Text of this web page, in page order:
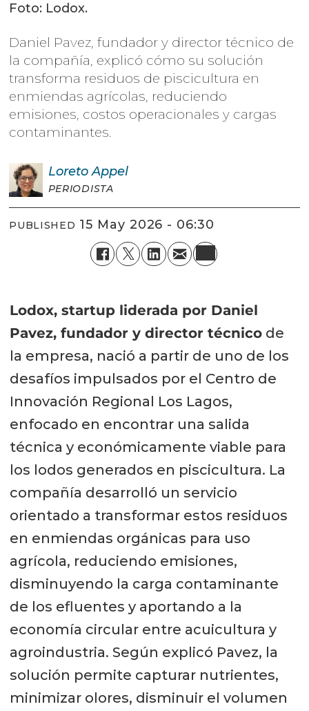
Foto: Lodox.
Daniel Pavez, fundador y director técnico de
la compañía, explicó cómo su solución
transforma residuos de piscicultura en
enmiendas agrícolas, reduciendo
emisiones, costos operacionales y cargas
contaminantes.
Loreto Appel
PERIODISTA
PUBLISHED 15 May 2026 - 06:30
Lodox, startup liderada por Daniel
Pavez, fundador y director técnicode
la empresa, nació a partir de uno de los
desafíos impulsados por el Centro de
Innovación Regional Los Lagos,
enfocado en encontrar una salida
técnica y económicamente viable para
los lodos generados en piscicultura. La
compañía desarrolló un servicio
orientado a transformar estos residuos
en enmiendas orgánicas para uso
agrícola, reduciendo emisiones,
disminuyendo la carga contaminante
de los efluentes y aportando a la
economía circular entre acuicultura y
agroindustria. Según explicó Pavez, la
solución permite capturar nutrientes,
minimizar olores, disminuir el volumen